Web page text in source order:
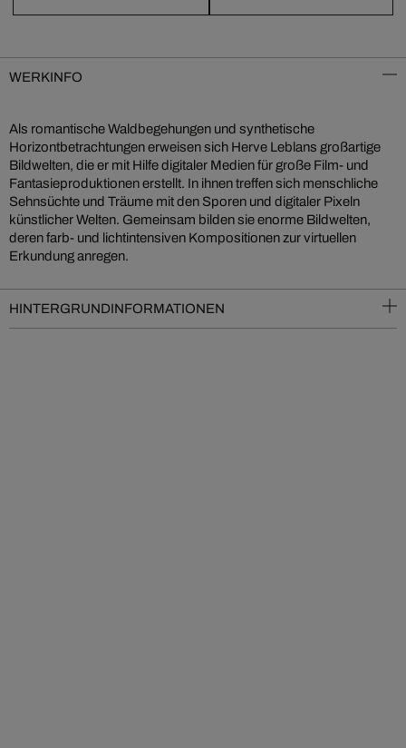
WERKINFO
Als romantische Waldbegehungen und synthetische
Horizontbetrachtungen erweisen sich Herve Leblans großartige
Bildwelten, die er mit Hilfe digitaler Medien für große Film- und
Fantasieproduktionen erstellt. In ihnen treffen sich menschliche
Sehnsüchte und Träume mit den Sporen und digitaler Pixeln
künstlicher Welten. Gemeinsam bilden sie enorme Bildwelten,
deren farb- und lichtintensiven Kompositionen zur virtuellen
Erkundung anregen.
HINTERGRUNDINFORMATIONEN